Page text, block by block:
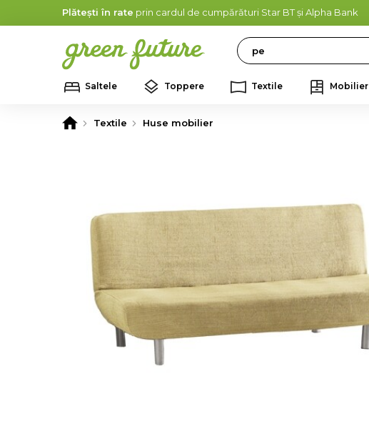
Plătești în rate prin cardul de cumpărături Star BT și Alpha Bank
Search
Saltele Toppere Textile Mobilier
Textile Huse mobilier